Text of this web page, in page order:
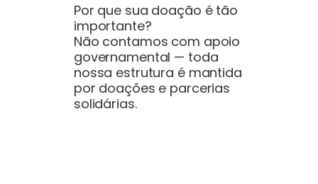
Por que sua doação é tão
importante?
Não contamos com apoio
governamental — toda
nossa estrutura é mantida
por doações e parcerias
solidárias.